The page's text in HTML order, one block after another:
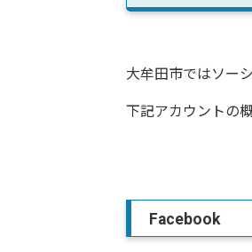
大牟田市ではソー
下記アカウントの
Facebook